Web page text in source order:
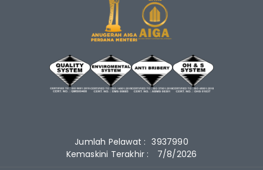
Jumlah Pelawat : 3937990
Kemaskini Terakhir :
7/8/2026